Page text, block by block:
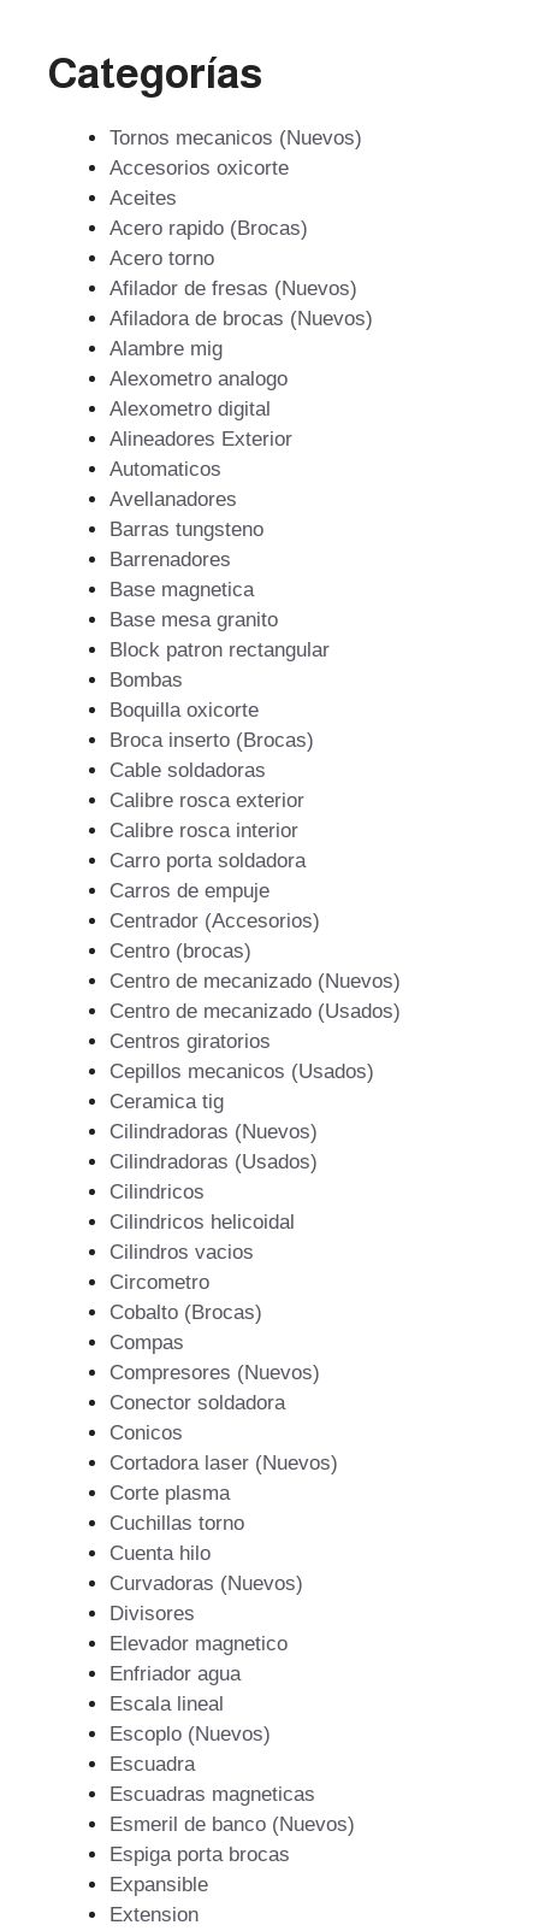
Categorías
Tornos mecanicos (Nuevos)
Accesorios oxicorte
Aceites
Acero rapido (Brocas)
Acero torno
Afilador de fresas (Nuevos)
Afiladora de brocas (Nuevos)
Alambre mig
Alexometro analogo
Alexometro digital
Alineadores Exterior
Automaticos
Avellanadores
Barras tungsteno
Barrenadores
Base magnetica
Base mesa granito
Block patron rectangular
Bombas
Boquilla oxicorte
Broca inserto (Brocas)
Cable soldadoras
Calibre rosca exterior
Calibre rosca interior
Carro porta soldadora
Carros de empuje
Centrador (Accesorios)
Centro (brocas)
Centro de mecanizado (Nuevos)
Centro de mecanizado (Usados)
Centros giratorios
Cepillos mecanicos (Usados)
Ceramica tig
Cilindradoras (Nuevos)
Cilindradoras (Usados)
Cilindricos
Cilindricos helicoidal
Cilindros vacios
Circometro
Cobalto (Brocas)
Compas
Compresores (Nuevos)
Conector soldadora
Conicos
Cortadora laser (Nuevos)
Corte plasma
Cuchillas torno
Cuenta hilo
Curvadoras (Nuevos)
Divisores
Elevador magnetico
Enfriador agua
Escala lineal
Escoplo (Nuevos)
Escuadra
Escuadras magneticas
Esmeril de banco (Nuevos)
Espiga porta brocas
Expansible
Extension